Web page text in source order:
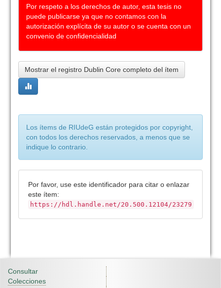
Por respeto a los derechos de autor, esta tesis no
puede publicarse ya que no contamos con la
autorización explícita de su autor o se cuenta con un
convenio de confidencialidad
Mostrar el registro Dublin Core completo del ítem
Los ítems de RIUdeG están protegidos por copyright,
con todos los derechos reservados, a menos que se
indique lo contrario.
Por favor, use este identificador para citar o enlazar
este ítem:
https://hdl.handle.net/20.500.12104/23279
Consultar
Colecciones